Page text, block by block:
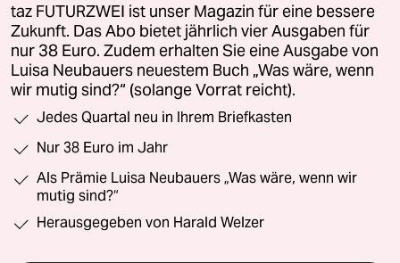
taz FUTURZWEI ist unser Magazin für eine bessere
Zukunft. Das Abo bietet jährlich vier Ausgaben für
nur 38 Euro. Zudem erhalten Sie eine Ausgabe von
Luisa Neubauers neuestem Buch „Was wäre, wenn
wir mutig sind?“ (solange Vorrat reicht).
Jedes Quartal neu in Ihrem Briefkasten
Nur 38 Euro im Jahr
Als Prämie Luisa Neubauers „Was wäre, wenn wir
mutig sind?“
Herausgegeben von Harald Welzer